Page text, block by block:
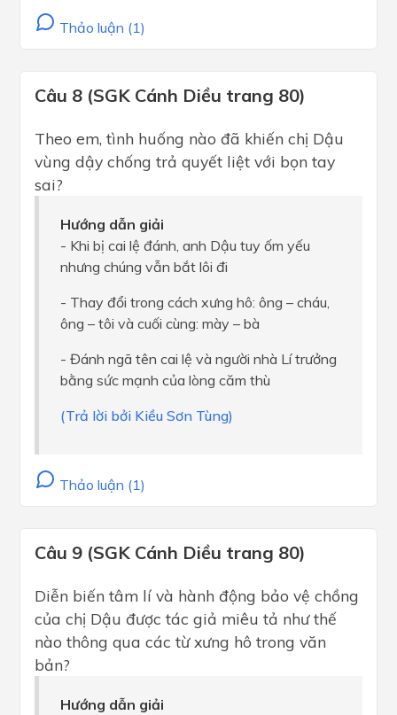
Thảo luận (1)
Câu 8 (SGK Cánh Diều trang 80)
Theo em, tình huống nào đã khiến chị Dậu
vùng dậy chống trả quyết liệt với bọn tay
sai?
Hướng dẫn giải
- Khi bị cai lệ đánh, anh Dậu tuy ốm yếu
nhưng chúng vẫn bắt lôi đi
- Thay đổi trong cách xưng hô: ông – cháu,
ông – tôi và cuối cùng: mày – bà
- Đánh ngã tên cai lệ và người nhà Lí trưởng
bằng sức mạnh của lòng căm thù
(Trả lời bởi Kiều Sơn Tùng)
Thảo luận (1)
Câu 9 (SGK Cánh Diều trang 80)
Diễn biến tâm lí và hành động bảo vệ chồng
của chị Dậu được tác giả miêu tả như thế
nào thông qua các từ xưng hô trong văn
bản?
Hướng dẫn giải